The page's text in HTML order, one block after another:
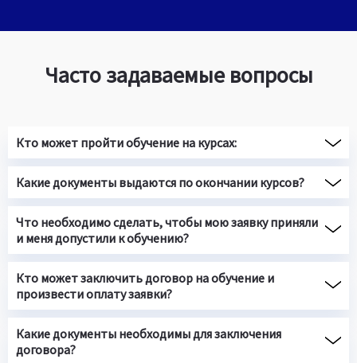
Часто задаваемые вопросы
Кто может пройти обучение на курсах:
Какие документы выдаются по окончании курсов?
Что необходимо сделать, чтобы мою заявку приняли
и меня допустили к обучению?
Кто может заключить договор на обучение и
произвести оплату заявки?
Какие документы необходимы для заключения
договора?